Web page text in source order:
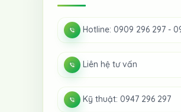
Hotline: 0909 296 297 -
Liên hệ tư vấn
Kỹ thuật: 0947 296 297